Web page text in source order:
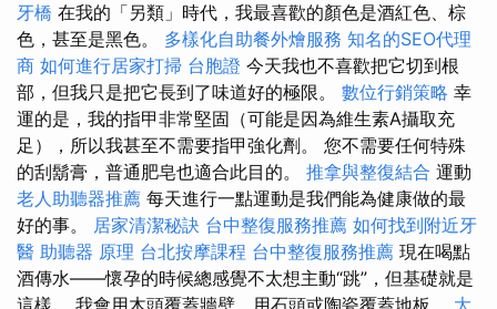
牙橋 在我的「另類」時代，我最喜歡的顏色是酒紅色、棕
色，甚至是黑色。 多樣化自助餐外燴服務 知名的SEO代理
商 如何進行居家打掃 台胞證 今天我也不喜歡把它切到根
部，但我只是把它長到了味道好的極限。 數位行銷策略 幸
運的是，我的指甲非常堅固（可能是因為維生素A攝取充
足），所以我甚至不需要指甲強化劑。 您不需要任何特殊
的刮鬍膏，普通肥皂也適合此目的。 推拿與整復結合 運動
老人助聽器推薦 每天進行一點運動是我們能為健康做的最
好的事。 居家清潔秘訣 台中整復服務推薦 如何找到附近牙
醫 助聽器 原理 台北按摩課程 台中整復服務推薦 現在喝點
酒傳水——懷孕的時候總感覺不太想主動“跳”，但基礎就是
這樣。 我會用木頭覆蓋牆壁，用石頭或陶瓷覆蓋地板。 大